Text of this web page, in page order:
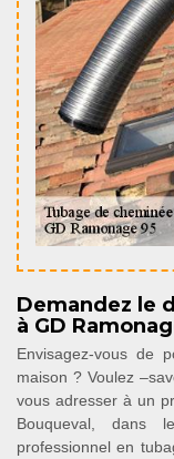
Demandez le
à GD
Envisagez-vous de
maison ? Voulez
vous adresser à un
Bouqueval, dans
professionnel en